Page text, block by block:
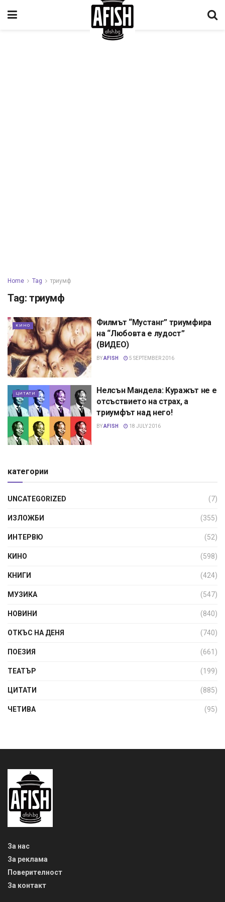
Home Tag триумф
Tag: триумф
КИНО
Филмът “Мустанг” триумфира
на “Любовта е лудост”
(ВИДЕО)
BYAFISH 5 SEPTEMBER 2016
ЦИТАТИ
Нелсън Мандела: Куражът не е
отсъствието на страх, а
триумфът над него!
BYAFISH 18 JULY 2016
категории
UNCATEGORIZED (7)
ИЗЛОЖБИ (355)
ИНТЕРВЮ (52)
КИНО (598)
КНИГИ (424)
МУЗИКА (547)
НОВИНИ (840)
ОТКЪС НА ДЕНЯ (740)
ПОЕЗИЯ (661)
ТЕАТЪР (199)
ЦИТАТИ (885)
ЧЕТИВА (95)
За нас
За реклама
Поверителност
За контакт